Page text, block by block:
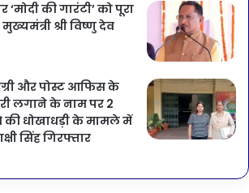
की गारंटी’ को पूरा
श्री विष्णु देव
और पोस्ट आफिस के
लगाने के नाम पर 2
धोखाधड़ी के मामले में
सिंह गिरफ्तार